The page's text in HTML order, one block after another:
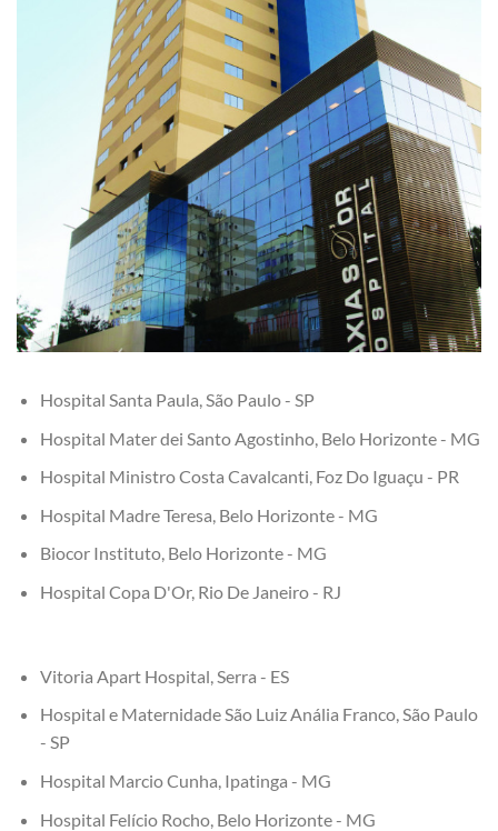
Hospital Santa Paula, São Paulo - SP
Hospital Mater dei Santo Agostinho, Belo Horizonte - MG
Hospital Ministro Costa Cavalcanti, Foz Do Iguaçu - PR
Hospital Madre Teresa, Belo Horizonte - MG
Biocor Instituto, Belo Horizonte - MG
Hospital Copa D'Or, Rio De Janeiro - RJ
Vitoria Apart Hospital, Serra - ES
Hospital e Maternidade São Luiz Anália Franco, São Paulo
- SP
Hospital Marcio Cunha, Ipatinga - MG
Hospital Felício Rocho, Belo Horizonte - MG